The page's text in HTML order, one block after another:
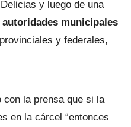
y luego de una
municipales
provinciales y federales,
con la prensa que si la
en la cárcel “entonces